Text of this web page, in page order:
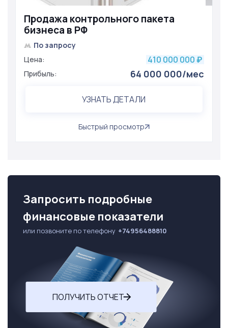
Продажа контрольного пакета
бизнеса в РФ
По запросу
Цена:
410 000 000 ₽
Прибыль: 64 000 000/мес
УЗНАТЬ ДЕТАЛИ
Быстрый просмотр
Запросить подробные
финансовые показатели
или позвоните по телефону +74956488810
ПОЛУЧИТЬ ОТЧЕТ